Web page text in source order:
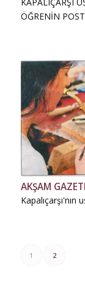
ÖĞRENİN
AKŞAM
1 2